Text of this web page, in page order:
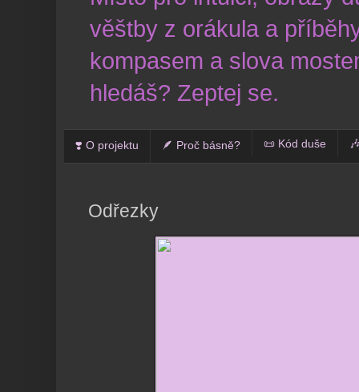
věštby z orákula a
kompasem a slova
hledáš? Zeptej se.
❣️ O projektu 🪶 Proč básně? 📜 Kód duše
Odřezky